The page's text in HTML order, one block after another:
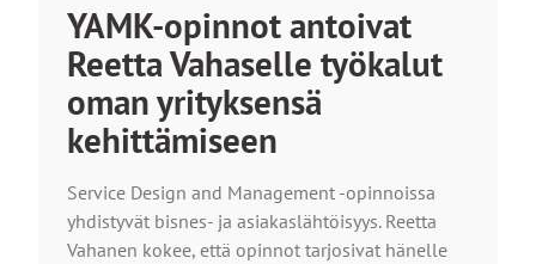
YAMK-opinnot antoivat
Reetta Vahaselle työkalut
oman yrityksensä
kehittämiseen
Service Design and Management -opinnoissa
yhdistyvät bisnes- ja asiakaslähtöisyys. Reetta
Vahanen kokee, että opinnot tarjosivat hänelle